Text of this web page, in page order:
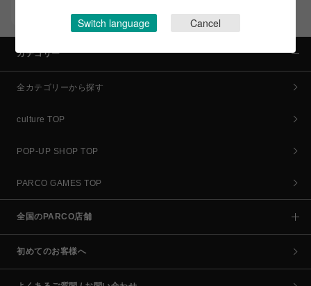
コイン＆クーポンでPARCOでのお買い物がオトクに
カテゴリー
全カテゴリーから探す
culture TOP
POP-UP SHOP TOP
PARCO GAMES TOP
全国のPARCO店舗
初めてのお客様へ
Switch language Cancel